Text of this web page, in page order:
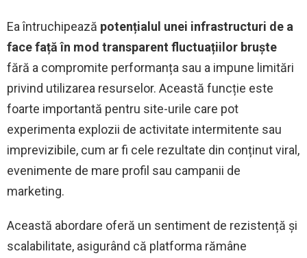
Ea întruchipează potențialul unei infrastructuri de a
face față în mod transparent fluctuațiilor bruște
fără a compromite performanța sau a impune limitări
privind utilizarea resurselor. Această funcție este
foarte importantă pentru site-urile care pot
experimenta explozii de activitate intermitente sau
imprevizibile, cum ar fi cele rezultate din conținut viral,
evenimente de mare profil sau campanii de
marketing.
Această abordare oferă un sentiment de rezistență și
scalabilitate, asigurând că platforma rămâne